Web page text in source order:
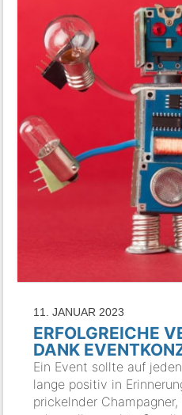
11. JANUAR 2023
ERFOLGREICHE
DANK
Ein Event sollte auf
lange positiv in
prickelnder